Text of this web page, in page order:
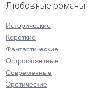
Любовные романы
Исторические
Короткие
Фантастические
Остросюжетные
Современные
Эротические